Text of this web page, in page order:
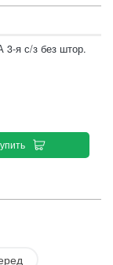
3-я с/з без штор.